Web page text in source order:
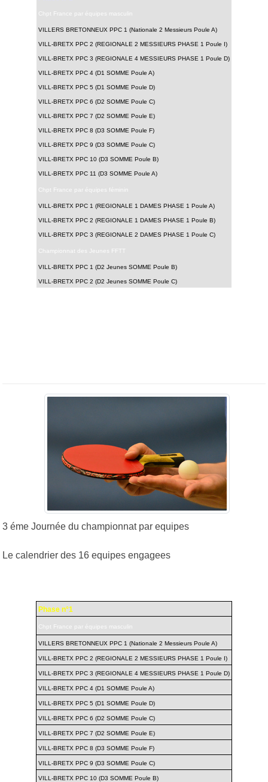
Chpt France par équipes masculin
VILLERS BRETONNEUX PPC 1 (Nationale 2 Messieurs Poule A)
VILL-BRETX PPC 2 (REGIONALE 2 MESSIEURS PHASE 1 Poule I)
VILL-BRETX PPC 3 (REGIONALE 4 MESSIEURS PHASE 1 Poule D)
VILL-BRETX PPC 4 (D1 SOMME Poule A)
VILL-BRETX PPC 5 (D1 SOMME Poule D)
VILL-BRETX PPC 6 (D2 SOMME Poule C)
VILL-BRETX PPC 7 (D2 SOMME Poule E)
VILL-BRETX PPC 8 (D3 SOMME Poule F)
VILL-BRETX PPC 9 (D3 SOMME Poule C)
VILL-BRETX PPC 10 (D3 SOMME Poule B)
VILL-BRETX PPC 11 (D3 SOMME Poule A)
Chpt France par équipes féminin
VILL-BRETX PPC 1 (REGIONALE 1 DAMES PHASE 1 Poule A)
VILL-BRETX PPC 2 (REGIONALE 1 DAMES PHASE 1 Poule B)
VILL-BRETX PPC 3 (REGIONALE 2 DAMES PHASE 1 Poule C)
Championnat des Jeunes FFTT
VILL-BRETX PPC 1 (D2 Jeunes SOMME Poule B)
VILL-BRETX PPC 2 (D2 Jeunes SOMME Poule C)
3 éme Journée du championnat par equipes
Le calendrier des 16 equipes engagees
Phase n°1
Chpt France par équipes masculin
VILLERS BRETONNEUX PPC 1 (Nationale 2 Messieurs Poule A)
VILL-BRETX PPC 2 (REGIONALE 2 MESSIEURS PHASE 1 Poule I)
VILL-BRETX PPC 3 (REGIONALE 4 MESSIEURS PHASE 1 Poule D)
VILL-BRETX PPC 4 (D1 SOMME Poule A)
VILL-BRETX PPC 5 (D1 SOMME Poule D)
VILL-BRETX PPC 6 (D2 SOMME Poule C)
VILL-BRETX PPC 7 (D2 SOMME Poule E)
VILL-BRETX PPC 8 (D3 SOMME Poule F)
VILL-BRETX PPC 9 (D3 SOMME Poule C)
VILL-BRETX PPC 10 (D3 SOMME Poule B)